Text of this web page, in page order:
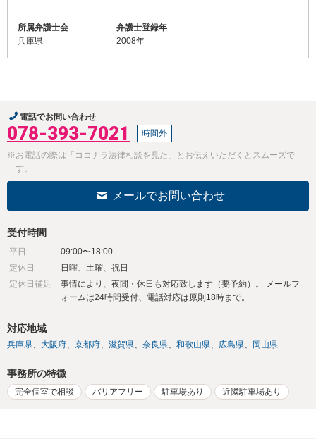
所属弁護士会
兵庫県
弁護士登録年
2008年
電話でお問い合わせ
078-393-7021 時間外
※お電話の際は「ココナラ法律相談を見た」とお伝えいただくとスムーズで
す。
メールでお問い合わせ
受付時間
平日
09:00〜18:00
定休日
日曜、土曜、祝日
定休日補足
事情により、夜間・休日も対応致します（要予約）。 メールフ
ォームは24時間受付、電話対応は原則18時まで。
対応地域
兵庫県 大阪府 京都府 滋賀県 奈良県 和歌山県 広島県 岡山県
事務所の特徴
完全個室で相談 バリアフリー 駐車場あり 近隣駐車場あり